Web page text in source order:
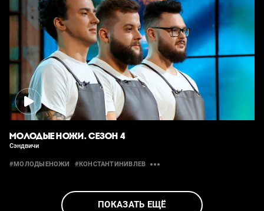
МОЛОДЫЕ НОЖИ. СЕЗОН 4
Сэндвичи
#МОЛОДЫЕНОЖИ #КОНСТАНТИНИВЛЕВ
ПОКАЗАТЬ ЕЩЁ